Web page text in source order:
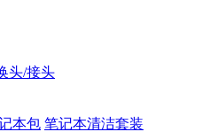
头/接头
本包 笔记本清洁套装